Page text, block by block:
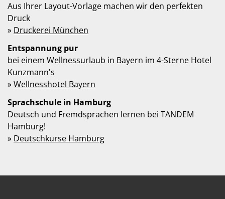
Aus Ihrer Layout-Vorlage machen wir den perfekten
Druck
» Druckerei München
Entspannung pur
bei einem Wellnessurlaub in Bayern im 4-Sterne Hotel
Kunzmann's
»Wellnesshotel Bayern
Sprachschule in Hamburg
Deutsch und Fremdsprachen lernen bei TANDEM
Hamburg!
» Deutschkurse Hamburg